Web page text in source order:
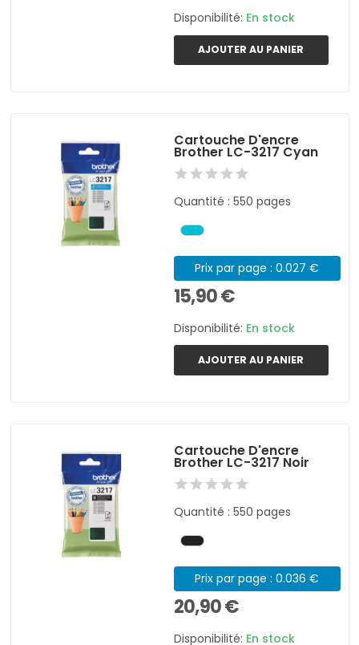
Disponibilité: En stock
AJOUTER AU PANIER
Cartouche D'encre
Brother LC-3217 Cyan
Quantité : 550 pages
Prix par page : 0.027 €
15,90 €
Disponibilité: En stock
AJOUTER AU PANIER
Cartouche D'encre
Brother LC-3217 Noir
Quantité : 550 pages
Prix par page : 0.036 €
20,90 €
Disponibilité: En stock